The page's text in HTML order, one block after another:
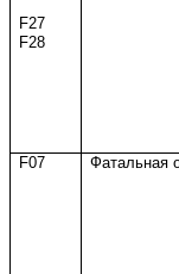
F27
F28
F07 Фатальная